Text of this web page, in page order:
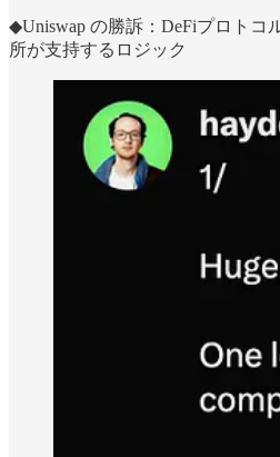
◆Uniswap の勝訴：DeFiプロトコ
所が支持するロジック